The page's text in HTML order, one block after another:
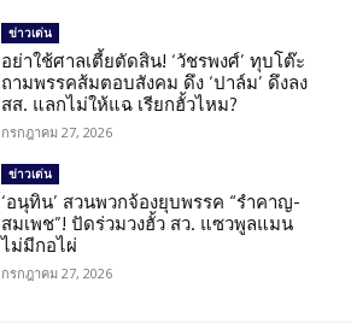
ข่าวเด่น
อย่าใช้ศาลเตี้ยตัดสิน! ‘วัชรพงศ์’ ทุบโต๊ะ
ถามพรรคส้มตอบสังคม ดึง ‘ปาล์ม’ ดึงลง
สส. แลกไม่ให้แฉ เรียกฮั้วไหม?
กรกฎาคม 27, 2026
ข่าวเด่น
‘อนุทิน’ สวนพวกจ้องยุบพรรค “รำคาญ-
สมเพช”! ปัดร่วมวงฮั้ว สว. แซวพูลแมน
ไม่มีกอไผ่
กรกฎาคม 27, 2026